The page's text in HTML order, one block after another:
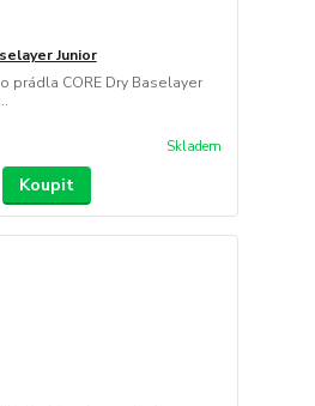
Junior
prádla CORE Dry Baselayer
Skladem
Koupit